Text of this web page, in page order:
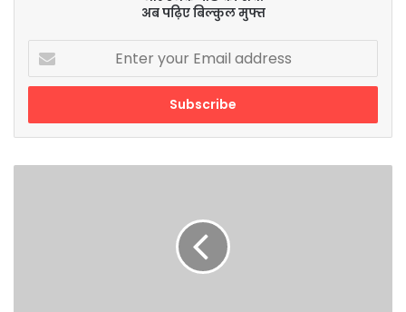
अब पढ़िए बिल्कुल मुफ्त
your
Email